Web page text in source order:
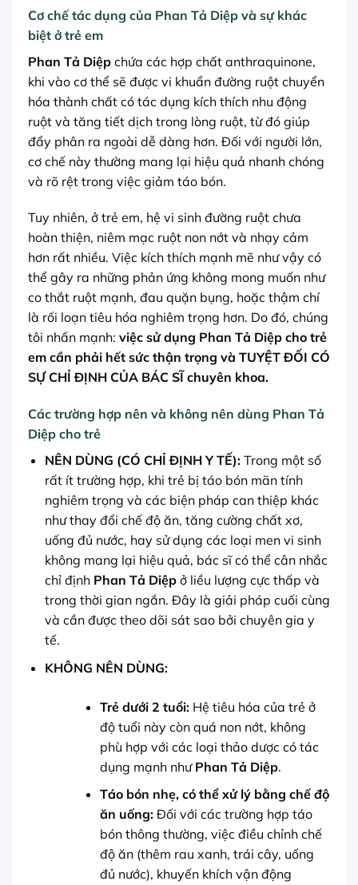
Cơ chế tác dụng của Phan Tả Diệp và sự khác
biệt ở trẻ em
Phan Tả Diệp chứa các hợp chất anthraquinone,
khi vào cơ thể sẽ được vi khuẩn đường ruột chuyển
hóa thành chất có tác dụng kích thích nhu động
ruột và tăng tiết dịch trong lòng ruột, từ đó giúp
đẩy phân ra ngoài dễ dàng hơn. Đối với người lớn,
cơ chế này thường mang lại hiệu quả nhanh chóng
và rõ rệt trong việc giảm táo bón.
Tuy nhiên, ở trẻ em, hệ vi sinh đường ruột chưa
hoàn thiện, niêm mạc ruột non nớt và nhạy cảm
hơn rất nhiều. Việc kích thích mạnh mẽ như vậy có
thể gây ra những phản ứng không mong muốn như
co thắt ruột mạnh, đau quặn bụng, hoặc thậm chí
là rối loạn tiêu hóa nghiêm trọng hơn. Do đó, chúng
tôi nhấn mạnh: việc sử dụng Phan Tả Diệp cho trẻ
em cần phải hết sức thận trọng và TUYỆT ĐỐI CÓ
SỰ CHỈ ĐỊNH CỦA BÁC SĨ chuyên khoa.
Các trường hợp nên và không nên dùng Phan Tả
Diệp cho trẻ
NÊN DÙNG (CÓ CHỈ ĐỊNH Y TẾ):Trong một số
rất ít trường hợp, khi trẻ bị táo bón mãn tính
nghiêm trọng và các biện pháp can thiệp khác
như thay đổi chế độ ăn, tăng cường chất xơ,
uống đủ nước, hay sử dụng các loại men vi sinh
không mang lại hiệu quả, bác sĩ có thể cân nhắc
chỉ định Phan Tả Diệpở liều lượng cực thấp và
trong thời gian ngắn. Đây là giải pháp cuối cùng
và cần được theo dõi sát sao bởi chuyên gia y
tế.
KHÔNG NÊN DÙNG:
Trẻ dưới 2 tuổi:Hệ tiêu hóa của trẻ ở
độ tuổi này còn quá non nớt, không
phù hợp với các loại thảo dược có tác
dụng mạnh như Phan Tả Diệp.
Táo bón nhẹ, có thể xử lý bằng chế độ
ăn uống:Đối với các trường hợp táo
bón thông thường, việc điều chỉnh chế
độ ăn (thêm rau xanh, trái cây, uống
đủ nước), khuyến khích vận động